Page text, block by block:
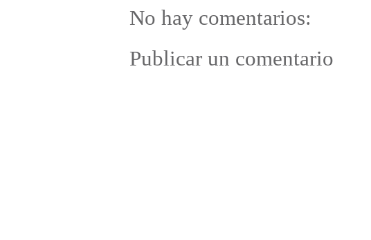
No hay comentarios:
Publicar un comentario